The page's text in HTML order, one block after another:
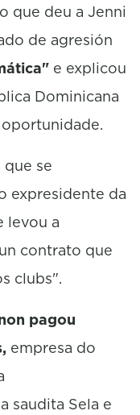
que deu a Jenni
de agresión
e explicou
Dominicana
que se
expresidente da
levou a
contrato que
clubs".
pagou
empresa do
saudita Sela e